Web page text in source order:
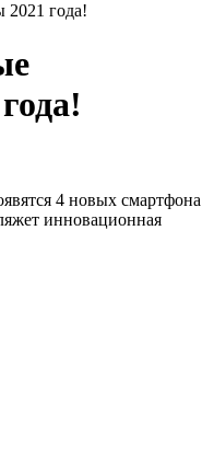
года!
4 новых смартфона
инновационная